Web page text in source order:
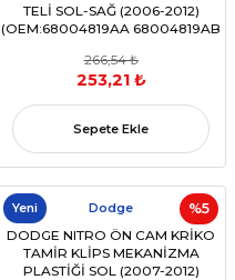
TELİ SOL-SAĞ (2006-2012)
(OEM:68004819AA 68004819AB
266,54 ₺
253,21 ₺
Sepete Ekle
%5
Yeni Dodge
DODGE NITRO ÖN CAM KRİKO
TAMİR KLİPS MEKANİZMA
PLASTİĞİ SOL (2007-2012)